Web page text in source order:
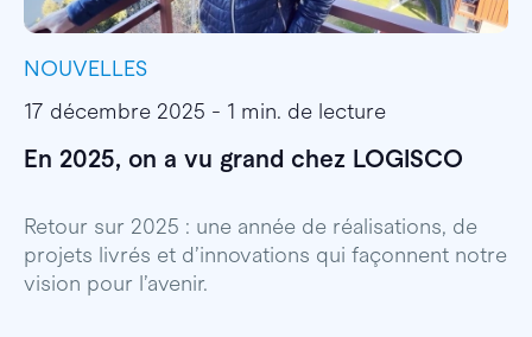
NOUVELLES
17 décembre 2025 - 1 min. de lecture
En 2025, on a vu grand chez LOGISCO
Retour sur 2025 : une année de réalisations, de
projets livrés et d’innovations qui façonnent notre
vision pour l’avenir.